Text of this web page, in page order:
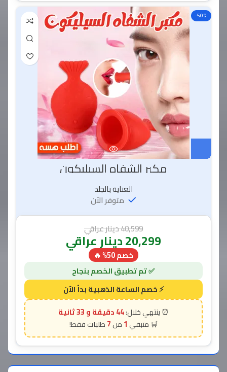
-50%
مكبر الشفاه السيليكون
العناية بالجلد
متوفر الآن
40,599دينار عراقي
20,299دينار عراقي
خصم 50% 🔥
44 دقيقة و 31 ثانية
1
7